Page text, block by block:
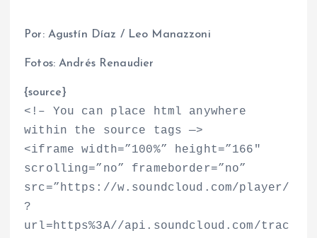
Por: Agustín Díaz / Leo Manazzoni
Fotos: Andrés Renaudier
{source}
< !– You can place html anywhere
within the source tags —>
<iframe width=”100%” height=”166″
scrolling=”no” frameborder=”no”
src=”https://w.soundcloud.com/player/
?
url=https%3A//api.soundcloud.com/trac